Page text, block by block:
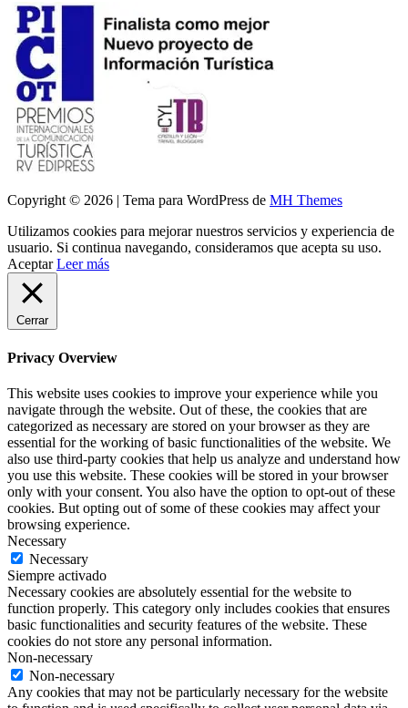
Copyright © 2026 | Tema para WordPress de MH Themes
Utilizamos cookies para mejorar nuestros servicios y experiencia de
usuario. Si continua navegando, consideramos que acepta su uso.
Aceptar Leer más
Cerrar
Privacy Overview
This website uses cookies to improve your experience while you
navigate through the website. Out of these, the cookies that are
categorized as necessary are stored on your browser as they are
essential for the working of basic functionalities of the website. We
also use third-party cookies that help us analyze and understand how
you use this website. These cookies will be stored in your browser
only with your consent. You also have the option to opt-out of these
cookies. But opting out of some of these cookies may affect your
browsing experience.
Necessary
Necessary
Siempre activado
Necessary cookies are absolutely essential for the website to
function properly. This category only includes cookies that ensures
basic functionalities and security features of the website. These
cookies do not store any personal information.
Non-necessary
Non-necessary
Any cookies that may not be particularly necessary for the website